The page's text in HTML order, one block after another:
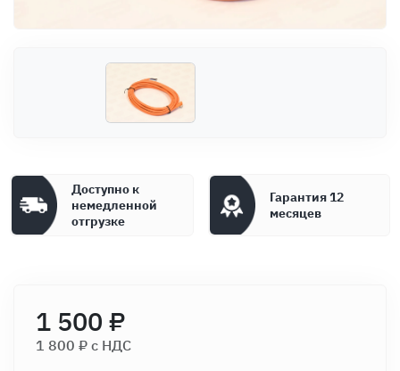
Доступно к
немедленной
отгрузке
Гарантия 12
месяцев
1 500 ₽
1 800 ₽ c НДС